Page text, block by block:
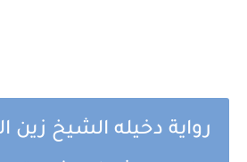
رواية دخيله الشيخ زين